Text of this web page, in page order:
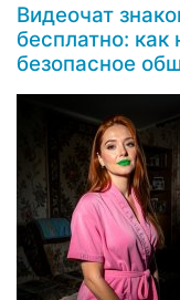
Видеочат
бесплатно: как
безопасное